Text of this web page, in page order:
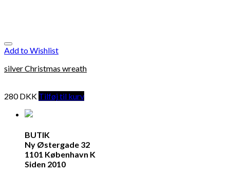
Add to Wishlist
silver Christmas wreath
280DKK Tilføj til kurv
BUTIK
Ny Østergade 32
1101 København K
Siden 2010